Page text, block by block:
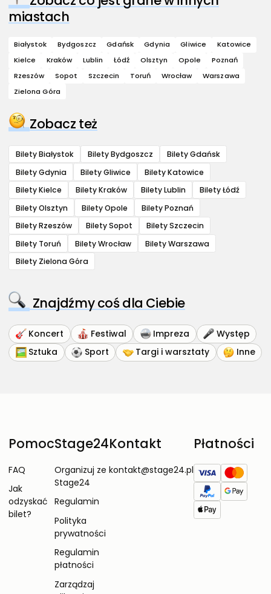
miastach
Białystok Bydgoszcz Gdańsk Gdynia Gliwice
Katowice
Kielce
Kraków Lublin Łódź Olsztyn Opole
Poznań
Rzeszów
Sopot Szczecin Toruń Wrocław
Warszawa
Zielona Góra
Zobacz też
Bilety Białystok Bilety Bydgoszcz
Bilety Gdańsk
Bilety Gdynia
Bilety Gliwice
Bilety Katowice
Bilety Kielce
Bilety Kraków Bilety Lublin
Bilety Łódź
Bilety Olsztyn
Bilety Opole
Bilety Poznań
Bilety Rzeszów
Bilety Sopot
Bilety Szczecin
Bilety Toruń
Bilety Wrocław
Bilety Warszawa
Bilety Zielona Góra
Znajdźmy coś dla Ciebie
Koncert Festiwal Impreza
Występ
Sztuka
Sport Targi i warsztaty Inne
Pomoc
FAQ
Jak
odzyskać
bilet?
Stage24
Organizuj ze
Stage24
Regulamin
Polityka
prywatności
Regulamin
płatności
Zarządzaj
Kontakt
kontakt@stage24.pl
Płatności